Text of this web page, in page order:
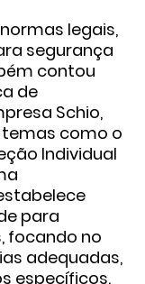
legais,
segurança
contou
de
Schio,
temas como o
Individual
para
focando no
adequadas,
específicos.